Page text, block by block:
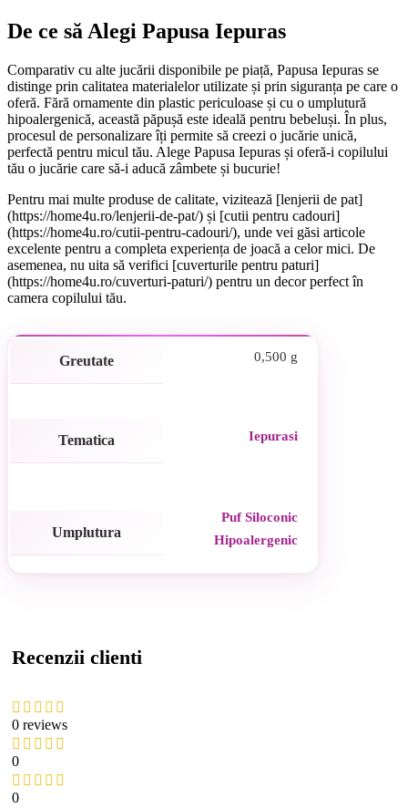
De ce să Alegi Papusa Iepuras
Comparativ cu alte jucării disponibile pe piață, Papusa Iepuras se
distinge prin calitatea materialelor utilizate și prin siguranța pe care o
oferă. Fără ornamente din plastic periculoase și cu o umplutură
hipoalergenică, această păpușă este ideală pentru bebeluși. În plus,
procesul de personalizare îți permite să creezi o jucărie unică,
perfectă pentru micul tău. Alege Papusa Iepuras și oferă-i copilului
tău o jucărie care să-i aducă zâmbete și bucurie!
Pentru mai multe produse de calitate, vizitează [lenjerii de pat]
(https://home4u.ro/lenjerii-de-pat/) și [cutii pentru cadouri]
(https://home4u.ro/cutii-pentru-cadouri/), unde vei găsi articole
excelente pentru a completa experiența de joacă a celor mici. De
asemenea, nu uita să verifici [cuverturile pentru paturi]
(https://home4u.ro/cuverturi-paturi/) pentru un decor perfect în
camera copilului tău.
Greutate 0,500 g
Tematica Iepurasi
Umplutura
Puf Siloconic
Hipoalergenic
Recenzii clienti
0 reviews
0
0